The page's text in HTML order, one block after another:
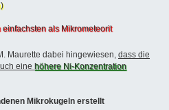
als Mikrometeorit
Maurette dabei hingewiesen, dass die
eine höhere Ni-Konzentration
Mikrokugeln erstellt